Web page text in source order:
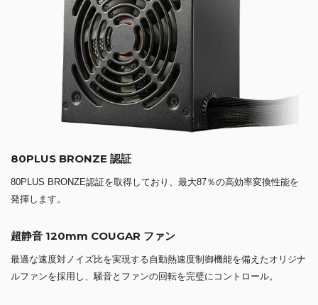
80PLUS BRONZE 認証
80PLUS BRONZE認証を取得しており、最大87％の高効率変換性能を
発揮します。
超静音 120mm COUGAR ファン
最適な速度対ノイズ比を実現する自動熱速度制御機能を備えたオリジナ
ルファンを採用し、騒音とファンの回転を完璧にコントロール。